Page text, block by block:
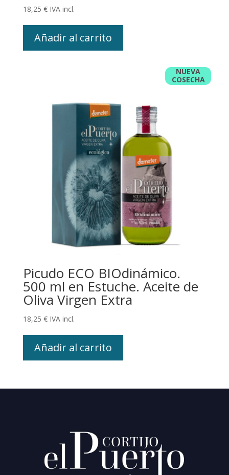
18,25 € IVA incl.
Añadir al carrito
NUEVA
COSECHA
Picudo ECO BIOdinámico.
500 ml en Estuche. Aceite de
Oliva Virgen Extra
18,25 € IVA incl.
Añadir al carrito